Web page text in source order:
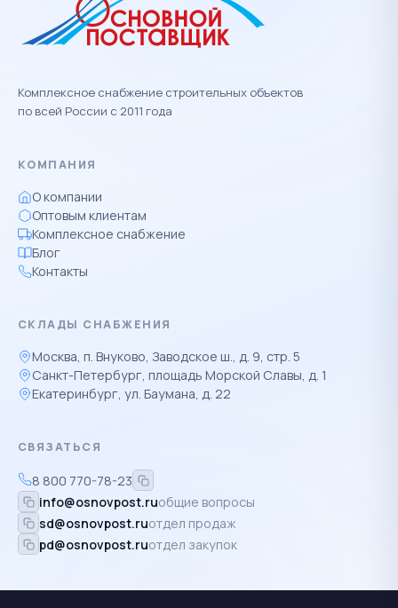
Комплексное снабжение строительных объектов
по всей России с 2011 года
КОМПАНИЯ
О компании
Оптовым клиентам
Комплексное снабжение
Блог
Контакты
СКЛАДЫ СНАБЖЕНИЯ
Москва, п. Внуково, Заводское ш., д. 9, стр. 5
Санкт-Петербург, площадь Морской Славы, д. 1
Екатеринбург, ул. Баумана, д. 22
СВЯЗАТЬСЯ
8 800 770-78-23
info@osnovpost.ruобщие вопросы
sd@osnovpost.ruотдел продаж
pd@osnovpost.ruотдел закупок